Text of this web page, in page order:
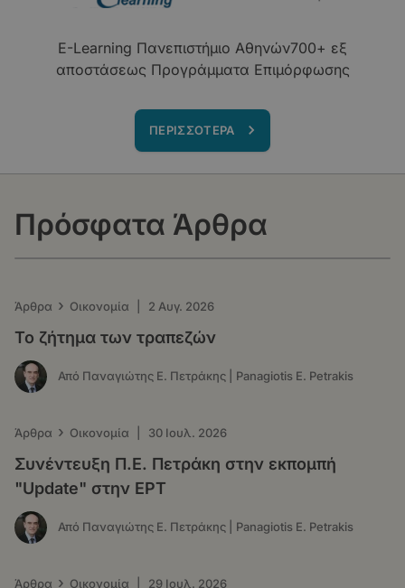
E-Learning Πανεπιστήμιο Αθηνών700+ εξ
αποστάσεως Προγράμματα Επιμόρφωσης
ΠΕΡΙΣΣΟΤΕΡΑ
Πρόσφατα Άρθρα
Άρθρα › Οικονομία 2 Αυγ. 2026
Το ζήτημα των τραπεζών
Από Παναγιώτης Ε. Πετράκης | Panagiotis E. Petrakis
Άρθρα › Οικονομία 30 Ιουλ. 2026
Συνέντευξη Π.Ε. Πετράκη στην εκπομπή
"Update" στην ΕΡΤ
Από Παναγιώτης Ε. Πετράκης | Panagiotis E. Petrakis
Άρθρα › Οικονομία 29 Ιουλ. 2026